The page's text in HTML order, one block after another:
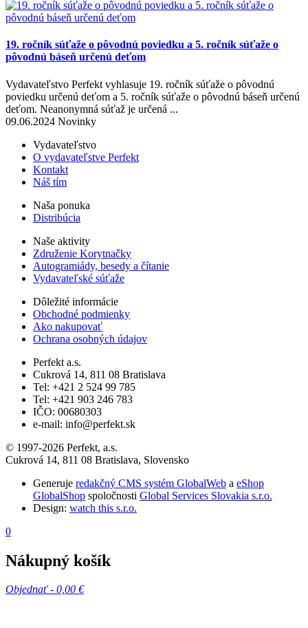
19. ročník súťaže o pôvodnú poviedku a 5. ročník súťaže o
pôvodnú báseň určenú deťom
Vydavateľstvo Perfekt vyhlasuje 19. ročník súťaže o pôvodnú
poviedku určenú deťom a 5. ročník súťaže o pôvodnú báseň určenú
deťom. Neanonymná súťaž je určená ...
09.06.2024 Novinky
Vydavateľstvo
O vydavateľstve Perfekt
Kontakt
Náš tím
Naša ponuka
Distribúcia
Naše aktivity
Združenie Korytnačky
Autogramiády, besedy a čítanie
Vydavateľské súťaže
Dôležité informácie
Obchodné podmienky
Ako nakupovať
Ochrana osobných údajov
Perfekt a.s.
Cukrová 14, 811 08 Bratislava
Tel: +421 2 524 99 785
Tel: +421 903 246 783
IČO: 00680303
e-mail: info@perfekt.sk
© 1997-2026 Perfekt, a.s.
Cukrová 14, 811 08 Bratislava, Slovensko
Generuje redakčný CMS systém GlobalWeb a eShop
GlobalShop spoločnosti Global Services Slovakia s.r.o.
Design: watch this s.r.o.
0
Nákupný košík
Objednať - 0,00 €